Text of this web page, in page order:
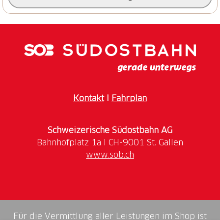
Kantonsstrasse zurück bis nach Amsteg.
KontaktI Fahrplan
Schweizerische Südostbahn AG
www.sob.ch
Für die Vermittlung aller Leistungen im Shop ist